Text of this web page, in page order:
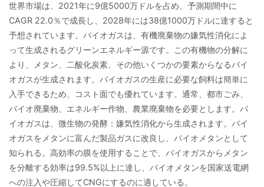
世界市場は、2021年に9億5000万ドルを占め、予測期間中に
CAGR 22.0％で成長し、2028年には38億1000万ドルに達すると
予想されています。バイオガスは、有機廃棄物の嫌気性消化によ
って生成されるグリーンエネルギー源です。この有機物の分解に
より、メタン、二酸化炭素、その他いくつかの要素からなるバイ
オガスが生成されます。バイオガスの生産に必要な飼料は簡単に
入手できるため、コスト面でも優れています。通常、都市ごみ、
バイオ廃棄物、エネルギー作物、農業廃棄物を必要とします。バ
イオガスは、微生物の発酵：嫌気性消化から生成されます。バイ
オガスをメタンに富んだ製品ガスに改良し、バイオメタンとして
知られる。高効率の膜を使用することで、バイオガスからメタン
を分離する効率は99.5%以上に達し、バイオメタンを国家送電網
への注入や圧縮してCNGにするのに適している。